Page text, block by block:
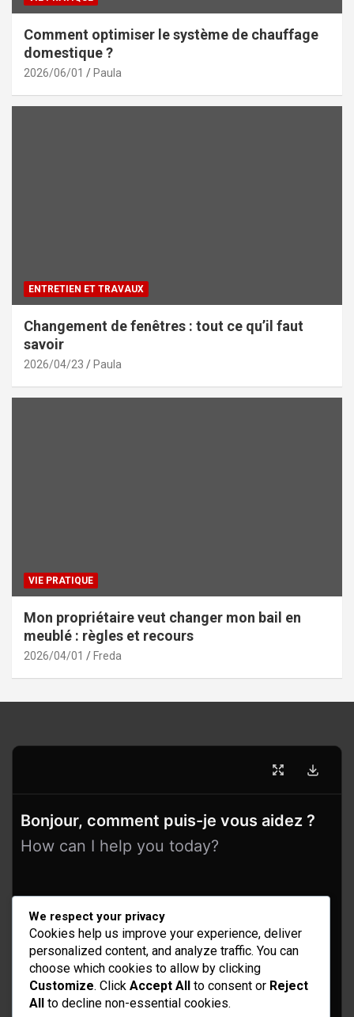
Comment optimiser le système de chauffage
domestique ?
2026/06/01 Paula
ENTRETIEN ET TRAVAUX
Changement de fenêtres : tout ce qu’il faut
savoir
2026/04/23 Paula
VIE PRATIQUE
Mon propriétaire veut changer mon bail en
meublé : règles et recours
2026/04/01 Freda
Bonjour, comment puis-je vous aidez ?
How can I help you today?
Idées d’aménagement et déco
We respect your privacy
Cookies help us improve your experience, deliver
personalized content, and analyze traffic. You can
choose which cookies to allow by clicking
Customize. Click Accept All to consent or Reject
All to decline non-essential cookies.